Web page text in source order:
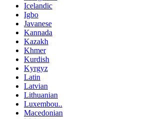
Icelandic
Igbo
Javanese
Kannada
Kazakh
Khmer
Kurdish
Kyrgyz
Latin
Latvian
Lithuanian
Luxembou..
Macedonian